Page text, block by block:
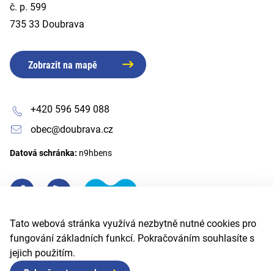
Tato webová stránka využívá nezbytně nutné cookies pro
fungování základních funkcí. Pokračováním souhlasíte s
jejich použitím.
č. p. 599
735 33 Doubrava
Zobrazit na mapě
+420 596 549 088
obec@doubrava.cz
Datová schránka: n9hbens